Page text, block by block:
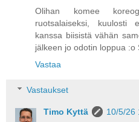
Olihan komee
ruotsalaiseksi, kuulosti
kanssa biisistä vähän
jälkeen jo odotin loppua :o
Vastaa
Vastaukset
Timo Kyttä
10/5/26